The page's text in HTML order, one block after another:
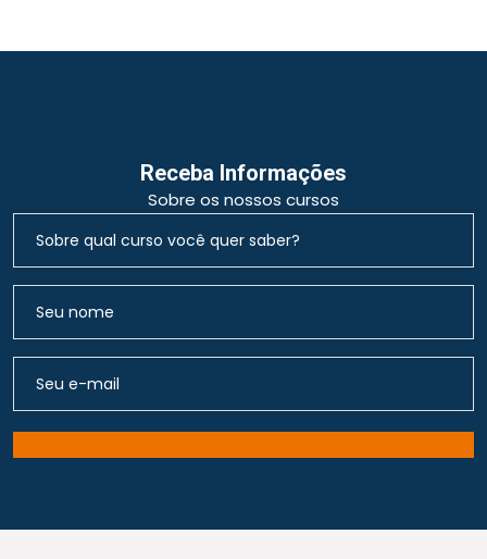
Receba Informações
Sobre os nossos cursos